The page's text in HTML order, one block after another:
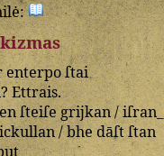
enterpoſtai
?Ettrais.
ſteiſe grijkan/iſran_
/bhe dāſtſtan